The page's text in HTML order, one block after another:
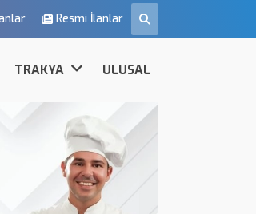
Resmi İlanlar
TRAKYA ULUSAL